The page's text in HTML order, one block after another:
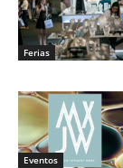
Ferias
Eventos